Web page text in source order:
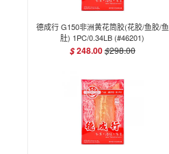
德成行 G150非洲黄花筒胶(花胶/鱼胶/鱼
肚) 1PC/0.34LB (#46201)
$248.00$298.00